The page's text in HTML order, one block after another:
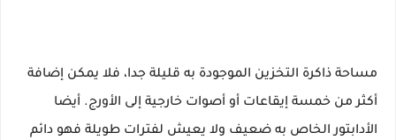
مساحة ذاكرة التخزين الموجودة به قليلة جدا، فلا يمكن إضافة
أكثر من خمسة إيقاعات أو أصوات خارجية إلى الأورج. أيضا
الأدابتور الخاص به ضعيف ولا يعيش لفترات طويلة فهو دائم